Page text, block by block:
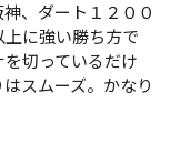
、ダート１２００
に強い勝ち方で
切っているだけ
スムーズ。かなり